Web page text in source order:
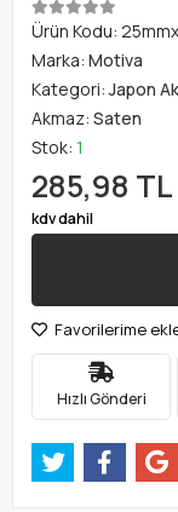
Ürün Kodu:
Marka: Motiva
Kategori:Japon
Akmaz: Saten
Stok: 1
285,98 TL
kdv dahil
Favorilerime
Hızlı Gönderi